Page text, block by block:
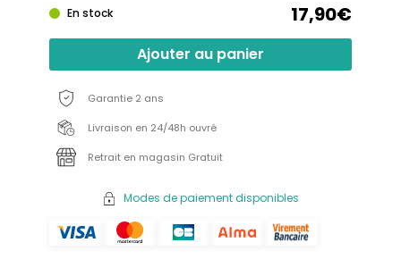
En stock 17,90€
Ajouter au panier
Garantie 2 ans
Livraison en 24/48h ouvré
Retrait en magasin Gratuit
Modes de paiement disponibles